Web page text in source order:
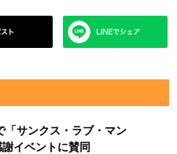
「サンクス・ラブ・マン
イベントに賛同